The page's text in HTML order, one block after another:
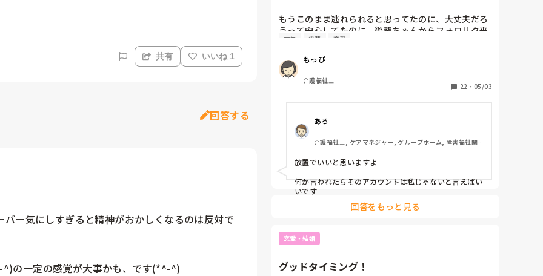
共有 いいね 1
回答する
ー気にしすぎると精神がおかしくなるのは反対で
の一定の感覚が大事かも、です(*^-^)
もうこのまま逃れられると思ってたのに、大丈夫だろ
うって安心してたのに、後輩ちゃんからフォロリク来
てしまった😱
手下なんでしょ？今でも散々事例の文句言ってるんで
しょ？
これでフォローしたらアカウント変えた意味ってなる
し、悩みに悩んでアカウント変えたのが水の泡になる
かと言ってこのままずっとフォローしないわけにもい
かないし...。とりあえず今はLINEも返してない状態だ
からフォロリク返さなくても、なんで？とは思われな
いだろうけど😣
前のアカウントも後輩ちゃん以外にどうでもいい人
（友達の旦那さんとか、同級生だった人の彼女とか、
直接話したことない高校時代の先輩とか）いたし、後
輩ちゃんとの投稿を消したかったのも事実だから変え
たことに意味なくはなかったんだけど。
文句 後輩 恋愛
もっぴ
介護福祉士
22 ・ 05/03
あろ
介護福祉士, ケアマネジャー, グループホーム, 障害福祉関
放置でいいと思いますよ
何か言われたらそのアカウントは私じゃないと言えばい
いです
回答をもっと見る
恋愛・結婚
グッドタイミング！